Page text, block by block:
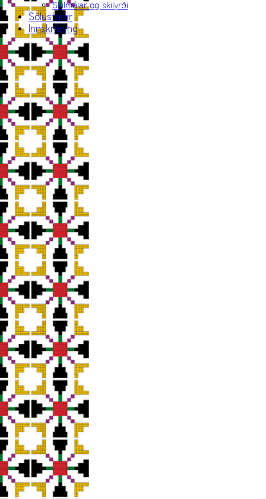
Skilmálar og skilyrði
Sölustaðir
Innskráning